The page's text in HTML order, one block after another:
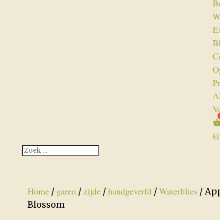
€
Home/ garen/zijde/handgeverfd/Waterlilies /
Blossom